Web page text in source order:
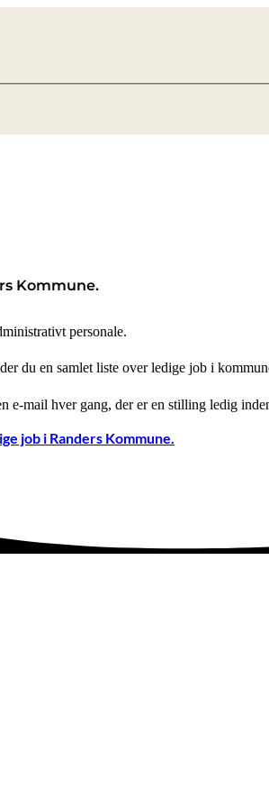
Kommune.
personale.
du en samlet liste over ledige job i
e-mail hver gang, der er en stilling ledig
job i Randers Kommune.